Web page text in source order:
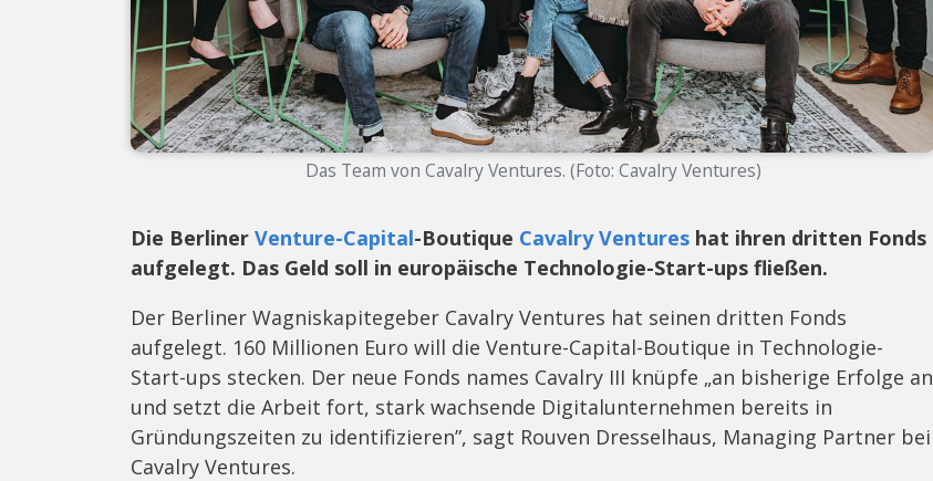
Das Team von Cavalry Ventures. (Foto: Cavalry Ventures)
Die Berliner Venture-Capital-Boutique Cavalry Ventures hat ihren dritten Fonds
aufgelegt. Das Geld soll in europäische Technologie-Start-ups fließen.
Der Berliner Wagniskapitegeber Cavalry Ventures hat seinen dritten Fonds
aufgelegt. 160 Millionen Euro will die Venture-Capital-Boutique in Technologie-
Start-ups stecken. Der neue Fonds names Cavalry III knüpfe „an bisherige Erfolge an
und setzt die Arbeit fort, stark wachsende Digitalunternehmen bereits in
Gründungszeiten zu identifizieren”, sagt Rouven Dresselhaus, Managing Partner bei
Cavalry Ventures.